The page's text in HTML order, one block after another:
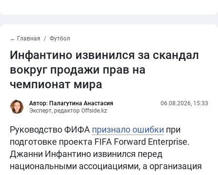
← Главная Футбол
Инфантино извинился за скандал
вокруг продажи прав на
чемпионат мира
Автор: Палагутина Анастасия
Эксперт, редактор Offside.kz
06.08.2026, 15:33
Руководство ФИФА признало ошибки при
подготовке проекта FIFA Forward Enterprise.
Джанни Инфантино извинился перед
национальными ассоциациями, а организация